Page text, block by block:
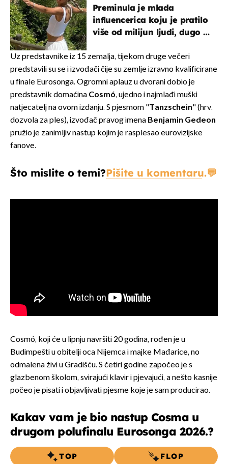
Preminula je mlada
influencerica koju je pratilo
više od milijun ljudi, dugo se
Uz predstavnike iz 15 zemalja, tijekom druge večeri
predstavili su se i izvođači čije su zemlje izravno kvalificirane
u finale Eurosonga. Ogromni aplauz u dvorani dobio je
predstavnik domaćina Cosmó, ujedno i najmlađi muški
natjecatelj na ovom izdanju. S pjesmom "Tanzschein" (hrv.
dozvola za ples), izvođač pravog imena Benjamin Gedeon
pružio je zanimljiv nastup kojim je rasplesao eurovizijske
fanove.
Što mislite o temi?Pišite u komentaru.
Cosmó, koji će u lipnju navršiti 20 godina, rođen je u
Budimpešti u obitelji oca Nijemca i majke Mađarice, no
odmalena živi u Gradišću. S četiri godine započeo je s
glazbenom školom, svirajući klavir i pjevajući, a nešto kasnije
počeo je pisati i objavljivati pjesme koje je sam producirao.
Kakav vam je bio nastup Cosma u
drugom polufinalu Eurosonga 2026.?
TOP FLOP